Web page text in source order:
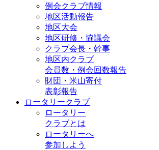
例会クラブ情報
地区活動報告
地区大会
地区研修・協議会
クラブ会長・幹事
地区内クラブ
会員数・例会回数報告
財団・米山寄付
表彰報告
ロータリークラブ
ロータリー
クラブとは
ロータリーへ
参加しよう